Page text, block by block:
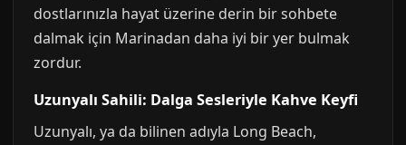
dostlarınızla hayat üzerine derin bir sohbete
dalmak için Marinadan daha iyi bir yer bulmak
zordur.
Uzunyalı Sahili: Dalga Sesleriyle Kahve Keyfi
Uzunyalı, ya da bilinen adıyla Long Beach,